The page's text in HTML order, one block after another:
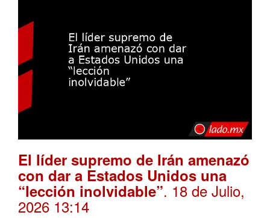
El líder supremo de Irán amenazó
con dar a Estados Unidos una
“lección inolvidable”. 18 de Julio,
2026 13:14